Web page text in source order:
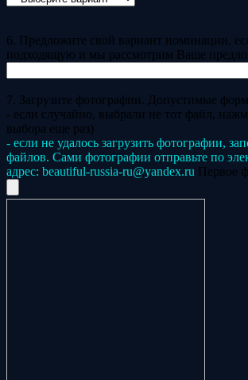
6. Предложите свой вариант номинации,
подходящую и мы рассмотрим Ваше
7. Загрузите фотографии. Допустимые
- если случайно, выбрали не тот файл,
выбора еще раз)
- если не удалось загрузить фотографии,
файлов. Сами фотографии отправьте по
адрес: beautiful-russia-ru@yandex.ru Первое